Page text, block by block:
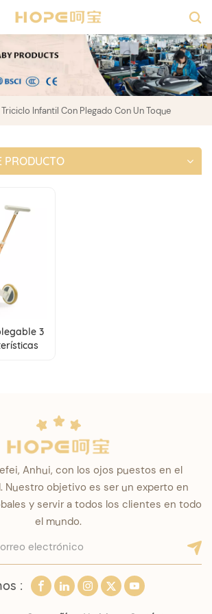
Triciclo Infantil Con Plegado Con Un Toque
PRODUCTO
3
Anhui, con los ojos puestos en el
Nuestro objetivo es ser un experto en
y servir a todos los clientes en todo
el mundo.
: